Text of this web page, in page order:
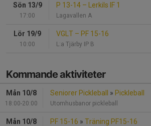
Sön 13/9
17:00
P 13-14 – Lerkils IF 1
Lagavallen A
Lör 19/9
10:00
VGLT – PF 15-16
L:a Tjärby IP B
Kommande aktiviteter
Mån 10/8
18:00-20:00
Seniorer Pickleball » Pickleball
Utomhusbanor pickleball
Mån 10/8 PF 15-16 » Träning PF15-16